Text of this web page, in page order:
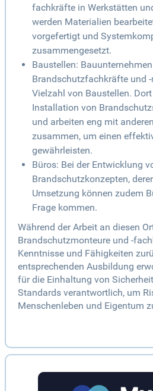
fachkräfte in Werkstätten
werden Materialien
vorgefertigt und
zusammengesetzt.
Baustellen:
Brandschutzfachkräfte und
Vielzahl von Baustellen.
Installation von
und arbeiten eng mit
zusammen, um einen
gewährleisten.
Büros: Bei der Entwicklung
Brandschutzkonzepten,
Umsetzung können zudem
Frage kommen.
Während der Arbeit an diesen
Brandschutzmonteure und -
Kenntnisse und Fähigkeiten
entsprechenden Ausbildung
für die Einhaltung von
Standards verantwortlich, um
Menschenleben und Eigentum